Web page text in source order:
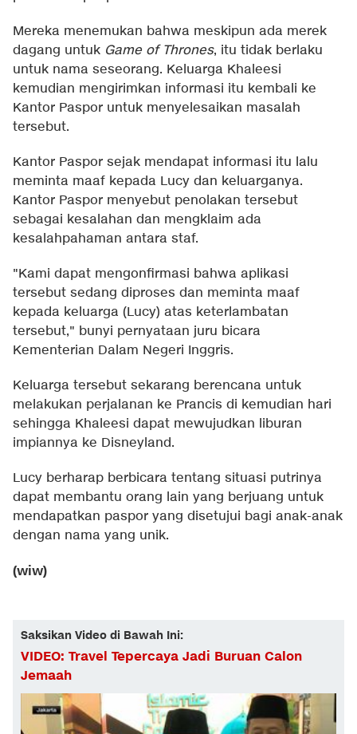
Mereka menemukan bahwa meskipun ada merek
dagang untuk Game of Thrones, itu tidak berlaku
untuk nama seseorang. Keluarga Khaleesi
kemudian mengirimkan informasi itu kembali ke
Kantor Paspor untuk menyelesaikan masalah
tersebut.
Kantor Paspor sejak mendapat informasi itu lalu
meminta maaf kepada Lucy dan keluarganya.
Kantor Paspor menyebut penolakan tersebut
sebagai kesalahan dan mengklaim ada
kesalahpahaman antara staf.
"Kami dapat mengonfirmasi bahwa aplikasi
tersebut sedang diproses dan meminta maaf
kepada keluarga (Lucy) atas keterlambatan
tersebut," bunyi pernyataan juru bicara
Kementerian Dalam Negeri Inggris.
Keluarga tersebut sekarang berencana untuk
melakukan perjalanan ke Prancis di kemudian hari
sehingga Khaleesi dapat mewujudkan liburan
impiannya ke Disneyland.
Lucy berharap berbicara tentang situasi putrinya
dapat membantu orang lain yang berjuang untuk
mendapatkan paspor yang disetujui bagi anak-anak
dengan nama yang unik.
(wiw)
Saksikan Video di Bawah Ini:
VIDEO: Travel Tepercaya Jadi Buruan Calon
Jemaah